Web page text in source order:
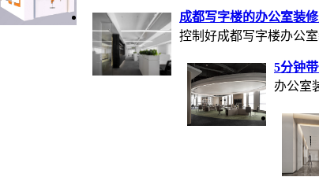
成都写字楼的办公室装
控制好成都写字楼办公
5分钟
办公室